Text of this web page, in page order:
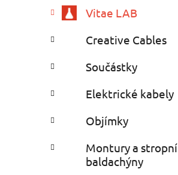
r
n
n
p
n
l
o
i
Vitae LAB
Creative Cables
Součástky
Elektrické kabely
Objímky
Montury a stropní
baldachýny